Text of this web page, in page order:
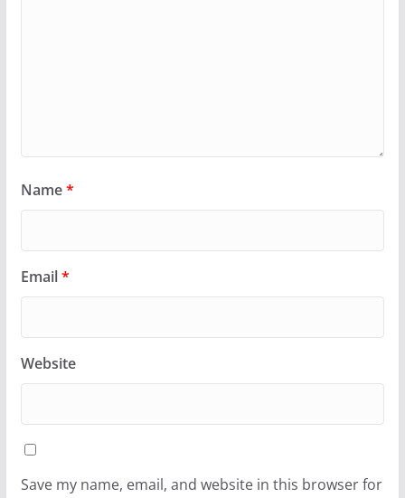
Name*
Email*
Website
Save my name, email, and website in this browser for